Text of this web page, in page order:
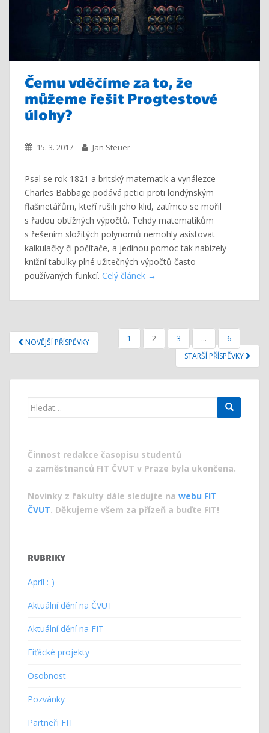
Čemu vděčíme za to, že
můžeme řešit Progtestové
úlohy?
15. 3. 2017 Jan Steuer
Psal se rok 1821 a britský matematik a vynálezce
Charles Babbage podává petici proti londýnským
flašinetářům, kteří rušili jeho klid, zatímco se mořil
s řadou obtížných výpočtů. Tehdy matematikům
s řešením složitých polynomů nemohly asistovat
kalkulačky či počítače, a jedinou pomoc tak nabízely
knižní tabulky plné užitečných výpočtů často
používaných funkcí. Celý článek
NAVIGACE
PRO
NOVĚJŠÍ PŘÍSPĚVKY 1 2 3 …
6
STARŠÍ PŘÍSPĚVKY
Search
Činnost redakce časopisu studentů
a zaměstnanců FIT ČVUT v Praze byla ukončena.
Novinky z fakulty dále sledujte na webu FIT
ČVUT. Děkujeme všem za přízeň a buďte FIT!
RUBRIKY
Apríl :-)
Aktuální dění na ČVUT
Aktuální dění na FIT
Fiťácké projekty
Osobnost
Pozvánky
Partneři FIT